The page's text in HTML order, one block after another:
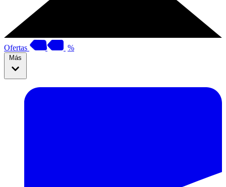
Ofertas %
Más